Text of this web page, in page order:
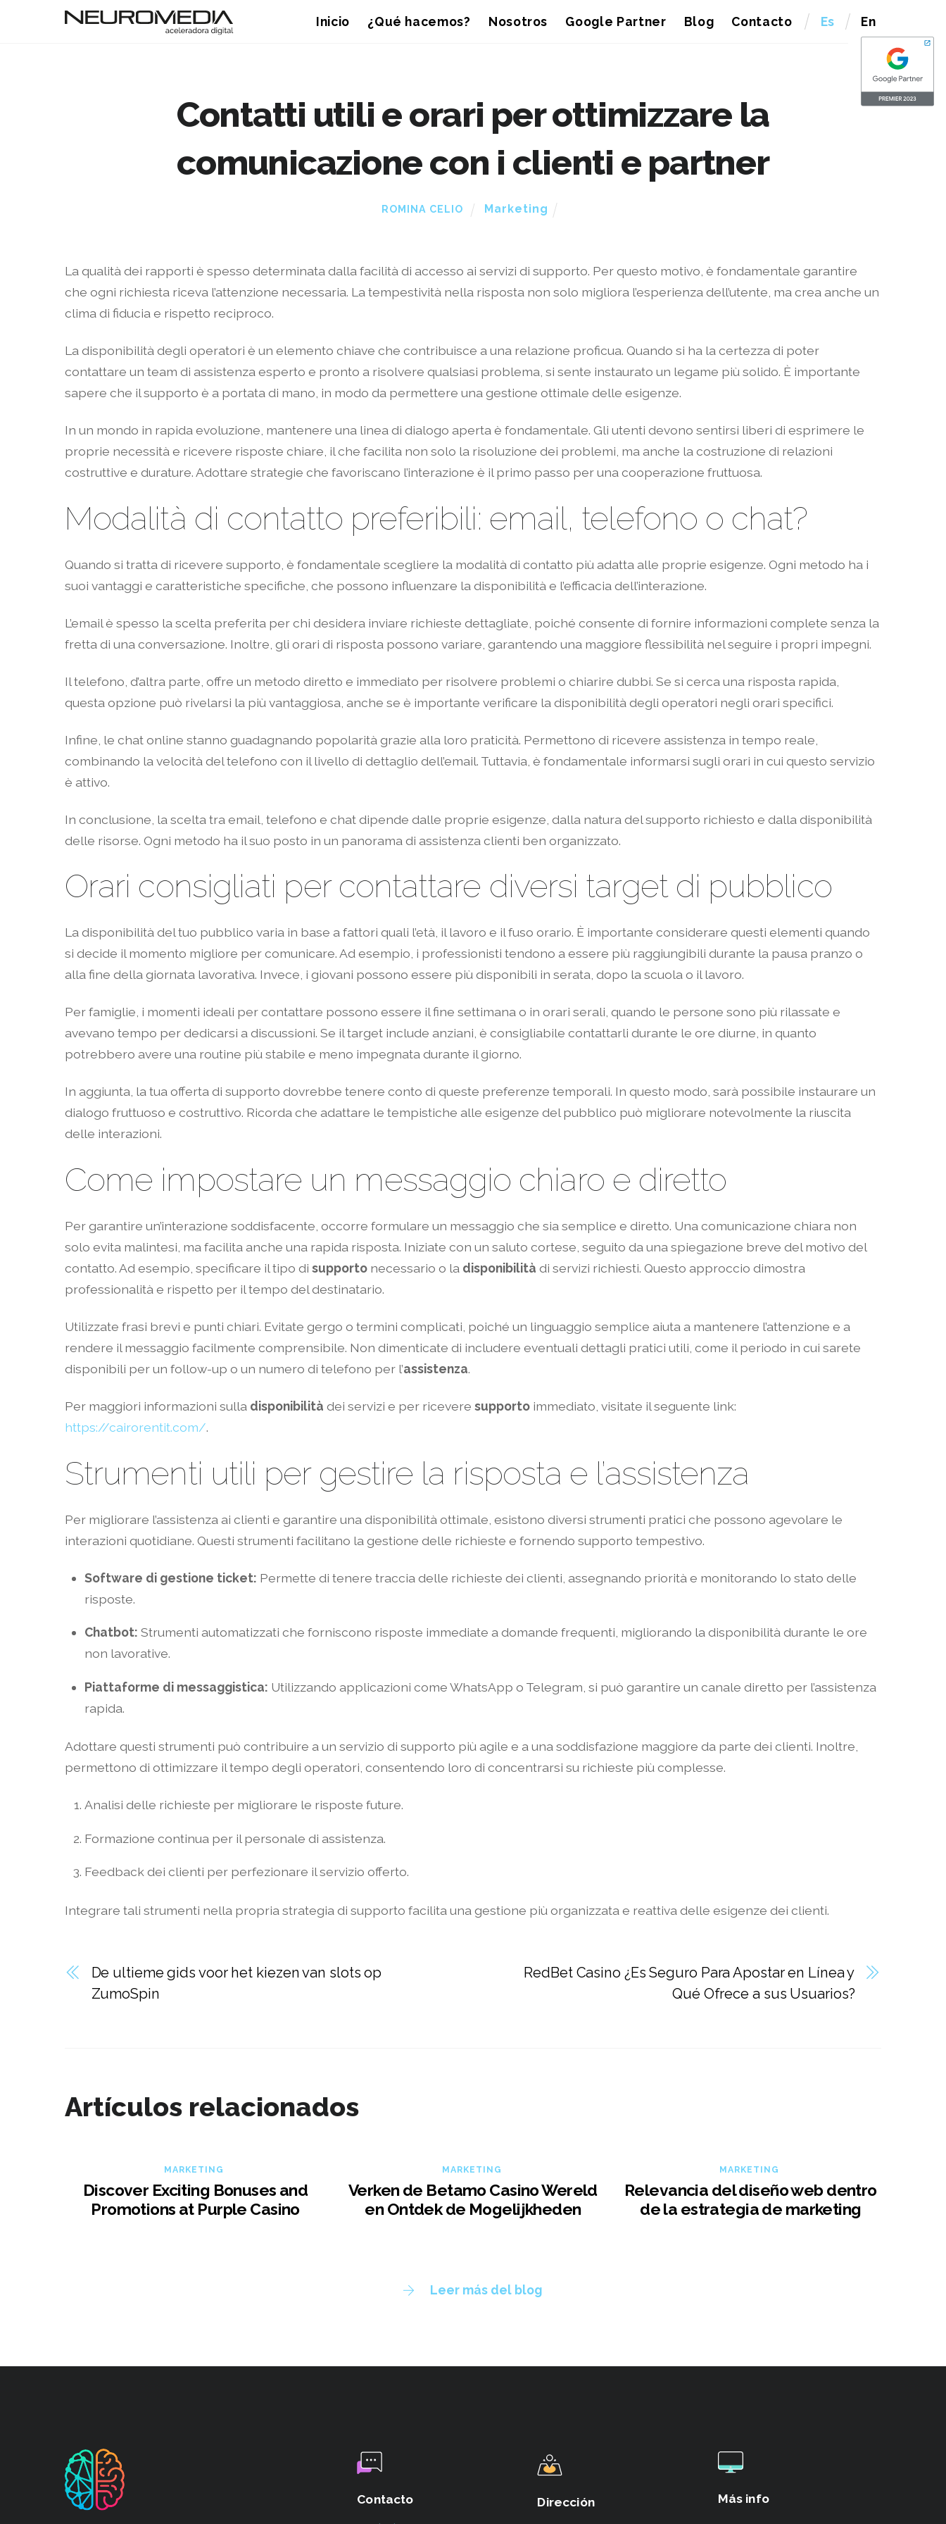
Inicio ¿Qué hacemos? Nosotros Google Partner Blog Contacto Es En
Contatti utili e orari per ottimizzare la
comunicazione con i clienti e partner
ROMINA CELIO Marketing
La qualità dei rapporti è spesso determinata dalla facilità di accesso ai servizi di supporto. Per questo motivo, è fondamentale garantire
che ogni richiesta riceva l’attenzione necessaria. La tempestività nella risposta non solo migliora l’esperienza dell’utente, ma crea anche un
clima di fiducia e rispetto reciproco.
La disponibilità degli operatori è un elemento chiave che contribuisce a una relazione proficua. Quando si ha la certezza di poter
contattare un team di assistenza esperto e pronto a risolvere qualsiasi problema, si sente instaurato un legame più solido. È importante
sapere che il supporto è a portata di mano, in modo da permettere una gestione ottimale delle esigenze.
In un mondo in rapida evoluzione, mantenere una linea di dialogo aperta è fondamentale. Gli utenti devono sentirsi liberi di esprimere le
proprie necessità e ricevere risposte chiare, il che facilita non solo la risoluzione dei problemi, ma anche la costruzione di relazioni
costruttive e durature. Adottare strategie che favoriscano l’interazione è il primo passo per una cooperazione fruttuosa.
Modalità di contatto preferibili: email, telefono o chat?
Quando si tratta di ricevere supporto, è fondamentale scegliere la modalità di contatto più adatta alle proprie esigenze. Ogni metodo ha i
suoi vantaggi e caratteristiche specifiche, che possono influenzare la disponibilità e l’efficacia dell’interazione.
L’email è spesso la scelta preferita per chi desidera inviare richieste dettagliate, poiché consente di fornire informazioni complete senza la
fretta di una conversazione. Inoltre, gli orari di risposta possono variare, garantendo una maggiore flessibilità nel seguire i propri impegni.
Il telefono, d’altra parte, offre un metodo diretto e immediato per risolvere problemi o chiarire dubbi. Se si cerca una risposta rapida,
questa opzione può rivelarsi la più vantaggiosa, anche se è importante verificare la disponibilità degli operatori negli orari specifici.
Infine, le chat online stanno guadagnando popolarità grazie alla loro praticità. Permettono di ricevere assistenza in tempo reale,
combinando la velocità del telefono con il livello di dettaglio dell’email. Tuttavia, è fondamentale informarsi sugli orari in cui questo servizio
è attivo.
In conclusione, la scelta tra email, telefono e chat dipende dalle proprie esigenze, dalla natura del supporto richiesto e dalla disponibilità
delle risorse. Ogni metodo ha il suo posto in un panorama di assistenza clienti ben organizzato.
Orari consigliati per contattare diversi target di pubblico
La disponibilità del tuo pubblico varia in base a fattori quali l’età, il lavoro e il fuso orario. È importante considerare questi elementi quando
si decide il momento migliore per comunicare. Ad esempio, i professionisti tendono a essere più raggiungibili durante la pausa pranzo o
alla fine della giornata lavorativa. Invece, i giovani possono essere più disponibili in serata, dopo la scuola o il lavoro.
Per famiglie, i momenti ideali per contattare possono essere il fine settimana o in orari serali, quando le persone sono più rilassate e
avevano tempo per dedicarsi a discussioni. Se il target include anziani, è consigliabile contattarli durante le ore diurne, in quanto
potrebbero avere una routine più stabile e meno impegnata durante il giorno.
In aggiunta, la tua offerta di supporto dovrebbe tenere conto di queste preferenze temporali. In questo modo, sarà possibile instaurare un
dialogo fruttuoso e costruttivo. Ricorda che adattare le tempistiche alle esigenze del pubblico può migliorare notevolmente la riuscita
delle interazioni.
Come impostare un messaggio chiaro e diretto
Per garantire un’interazione soddisfacente, occorre formulare un messaggio che sia semplice e diretto. Una comunicazione chiara non
solo evita malintesi, ma facilita anche una rapida risposta. Iniziate con un saluto cortese, seguito da una spiegazione breve del motivo del
contatto. Ad esempio, specificare il tipo di supporto necessario o la disponibilità di servizi richiesti. Questo approccio dimostra
professionalità e rispetto per il tempo del destinatario.
Utilizzate frasi brevi e punti chiari. Evitate gergo o termini complicati, poiché un linguaggio semplice aiuta a mantenere l’attenzione e a
rendere il messaggio facilmente comprensibile. Non dimenticate di includere eventuali dettagli pratici utili, come il periodo in cui sarete
disponibili per un follow-up o un numero di telefono per l’assistenza.
Per maggiori informazioni sulla disponibilità dei servizi e per ricevere supporto immediato, visitate il seguente link:
https://cairorentit.com/.
Strumenti utili per gestire la risposta e l’assistenza
Per migliorare l’assistenza ai clienti e garantire una disponibilità ottimale, esistono diversi strumenti pratici che possono agevolare le
interazioni quotidiane. Questi strumenti facilitano la gestione delle richieste e fornendo supporto tempestivo.
Software di gestione ticket: Permette di tenere traccia delle richieste dei clienti, assegnando priorità e monitorando lo stato delle
risposte.
Chatbot: Strumenti automatizzati che forniscono risposte immediate a domande frequenti, migliorando la disponibilità durante le ore
non lavorative.
Piattaforme di messaggistica: Utilizzando applicazioni come WhatsApp o Telegram, si può garantire un canale diretto per l’assistenza
rapida.
Adottare questi strumenti può contribuire a un servizio di supporto più agile e a una soddisfazione maggiore da parte dei clienti. Inoltre,
permettono di ottimizzare il tempo degli operatori, consentendo loro di concentrarsi su richieste più complesse.
Analisi delle richieste per migliorare le risposte future.
Formazione continua per il personale di assistenza.
Feedback dei clienti per perfezionare il servizio offerto.
Integrare tali strumenti nella propria strategia di supporto facilita una gestione più organizzata e reattiva delle esigenze dei clienti.
De ultieme gids voor het kiezen van slots op
ZumoSpin
RedBet Casino ¿Es Seguro Para Apostar en Línea y
Qué Ofrece a sus Usuarios?
Artículos relacionados
MARKETING
Discover Exciting Bonuses and
Promotions at Purple Casino
MARKETING
Verken de Betamo Casino Wereld
en Ontdek de Mogelijkheden
MARKETING
Relevancia del diseño web dentro
de la estrategia de marketing
Leer más del blog
Contacto Dirección Más info